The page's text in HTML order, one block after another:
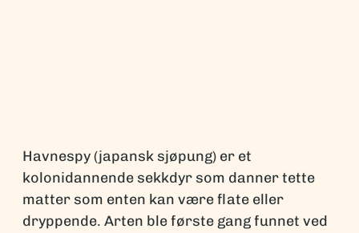
Havnespy (japansk sjøpung) er et
kolonidannende sekkdyr som danner tette
matter som enten kan være flate eller
dryppende. Arten ble første gang funnet ved